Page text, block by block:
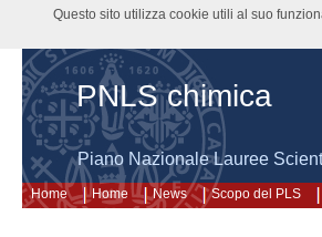
PNLS chimica
Piano Nazionale Lauree
Home Home News Scopo del PLS
Questo sito utilizza cookie utili al suo